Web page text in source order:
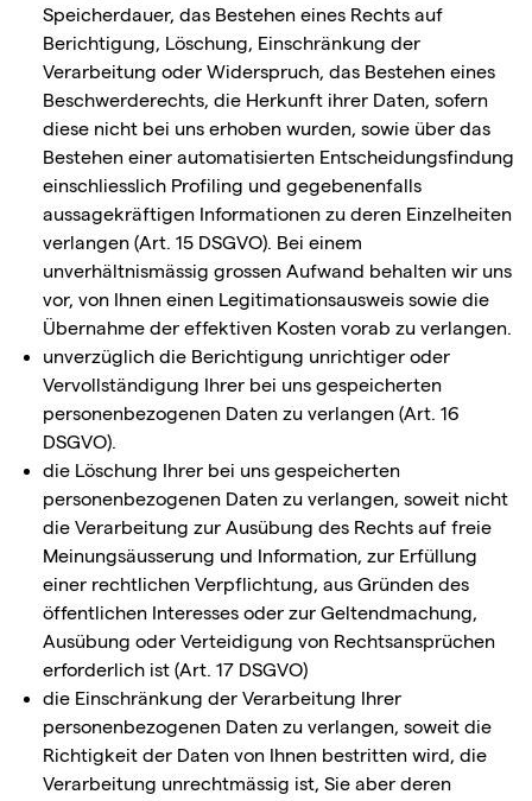
Speicherdauer, das Bestehen eines Rechts auf
Berichtigung, Löschung, Einschränkung der
Verarbeitung oder Widerspruch, das Bestehen eines
Beschwerderechts, die Herkunft ihrer Daten, sofern
diese nicht bei uns erhoben wurden, sowie über das
Bestehen einer automatisierten Entscheidungsfindung
einschliesslich Profiling und gegebenenfalls
aussagekräftigen Informationen zu deren Einzelheiten
verlangen (Art. 15 DSGVO). Bei einem
unverhältnismässig grossen Aufwand behalten wir uns
vor, von Ihnen einen Legitimationsausweis sowie die
Übernahme der effektiven Kosten vorab zu verlangen.
unverzüglich die Berichtigung unrichtiger oder
Vervollständigung Ihrer bei uns gespeicherten
personenbezogenen Daten zu verlangen (Art. 16
DSGVO).
die Löschung Ihrer bei uns gespeicherten
personenbezogenen Daten zu verlangen, soweit nicht
die Verarbeitung zur Ausübung des Rechts auf freie
Meinungsäusserung und Information, zur Erfüllung
einer rechtlichen Verpflichtung, aus Gründen des
öffentlichen Interesses oder zur Geltendmachung,
Ausübung oder Verteidigung von Rechtsansprüchen
erforderlich ist (Art. 17 DSGVO)
die Einschränkung der Verarbeitung Ihrer
personenbezogenen Daten zu verlangen, soweit die
Richtigkeit der Daten von Ihnen bestritten wird, die
Verarbeitung unrechtmässig ist, Sie aber deren